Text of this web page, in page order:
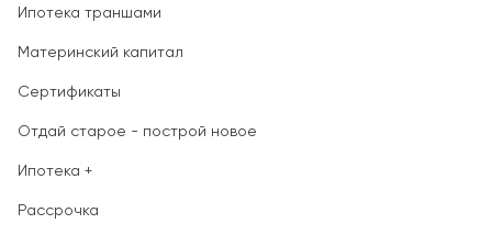
Ипотека траншами
Материнский капитал
Сертификаты
Отдай старое - построй новое
Ипотека +
Рассрочка